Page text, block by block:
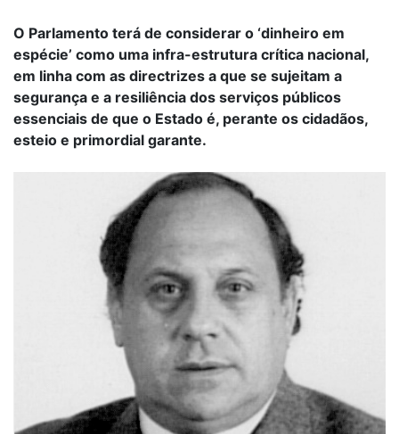
O Parlamento terá de considerar o ‘dinheiro em
espécie’ como uma infra-estrutura crítica nacional,
em linha com as directrizes a que se sujeitam a
segurança e a resiliência dos serviços públicos
essenciais de que o Estado é, perante os cidadãos,
esteio e primordial garante.